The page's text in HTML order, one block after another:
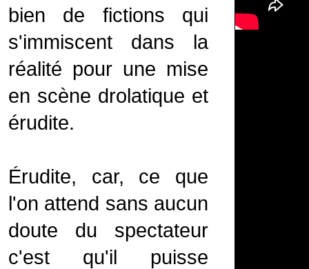
bien de fictions qui
s'immiscent dans la
réalité pour une mise
en scène drolatique et
érudite.
Érudite, car, ce que
l'on attend sans aucun
doute du spectateur
c'est qu'il puisse